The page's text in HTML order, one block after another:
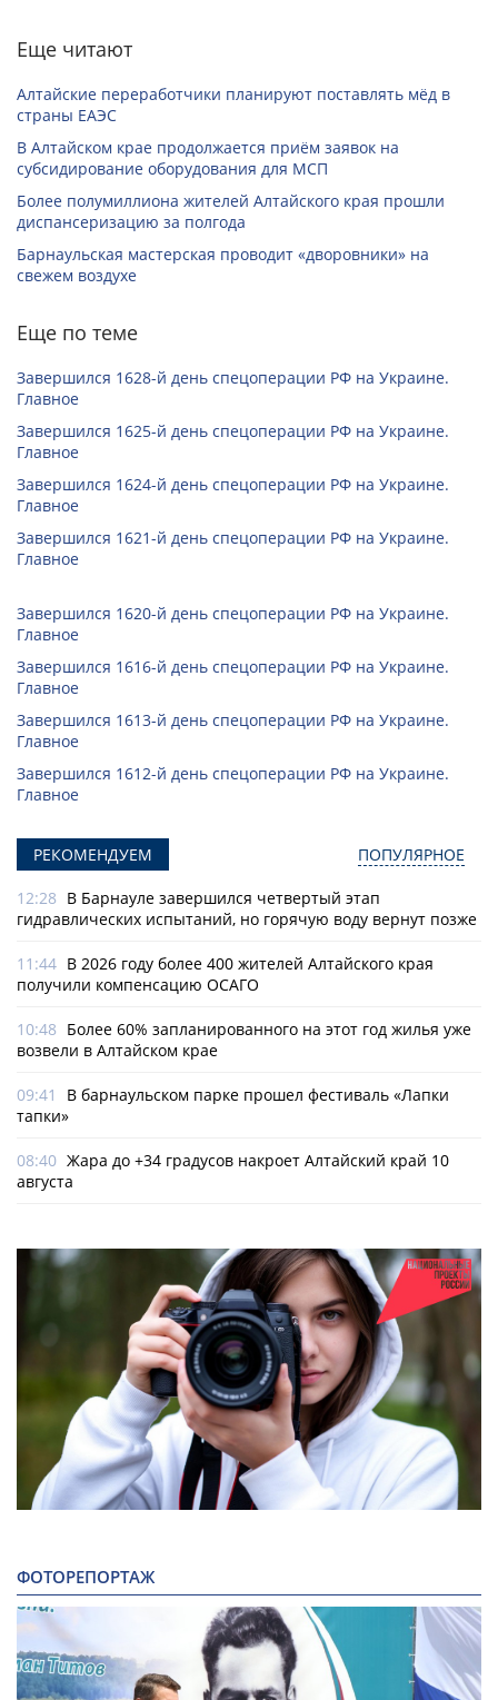
Еще читают
Алтайские переработчики планируют поставлять мёд в
страны ЕАЭС
В Алтайском крае продолжается приём заявок на
субсидирование оборудования для МСП
Более полумиллиона жителей Алтайского края прошли
диспансеризацию за полгода
Барнаульская мастерская проводит «дворовники» на
свежем воздухе
Еще по теме
Завершился 1628-й день спецоперации РФ на Украине.
Главное
Завершился 1625-й день спецоперации РФ на Украине.
Главное
Завершился 1624-й день спецоперации РФ на Украине.
Главное
Завершился 1621-й день спецоперации РФ на Украине.
Главное
Завершился 1620-й день спецоперации РФ на Украине.
Главное
Завершился 1616-й день спецоперации РФ на Украине.
Главное
Завершился 1613-й день спецоперации РФ на Украине.
Главное
Завершился 1612-й день спецоперации РФ на Украине.
Главное
РЕКОМЕНДУЕМ ПОПУЛЯРНОЕ
12:28 В Барнауле завершился четвертый этап
гидравлических испытаний, но горячую воду вернут позже
11:44 В 2026 году более 400 жителей Алтайского края
получили компенсацию ОСАГО
10:48 Более 60% запланированного на этот год жилья уже
возвели в Алтайском крае
09:41
В барнаульском парке прошел фестиваль «Лапки
тапки»
08:40 Жара до +34 градусов накроет Алтайский край 10
августа
ФОТОРЕПОРТАЖ